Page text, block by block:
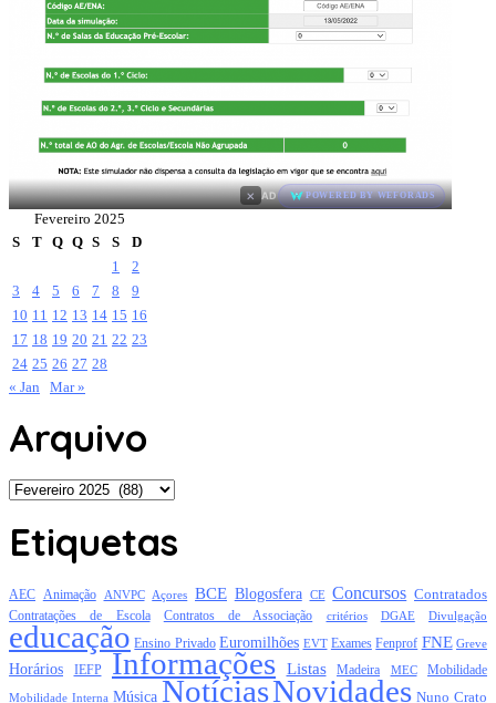
× AD POWERED BY WEFORADS
Fevereiro 2025
S
T Q Q S S
D
1
2
3
4 5 6 7 8
9
10 11 12 13 14 15 16
17 18 19 20 21 22 23
24 25 26 27 28
« Jan
Mar »
Arquivo
Arquivo
Etiquetas
AEC Animação ANVPC Açores BCE Blogosfera CE Concursos Contratados
Contratações de Escola Contratos de Associação critérios DGAE Divulgação
educação Ensino Privado Euromilhões EVT Exames Fenprof FNE Greve
Horários IEFP Informações Listas Madeira MEC Mobilidade
Mobilidade Interna Música NotíciasNovidades Nuno Crato